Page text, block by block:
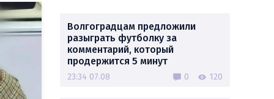
Волгоградцам предложили
разыграть футболку за
комментарий, который
продержится 5 минут
23:34 07.08 0 120